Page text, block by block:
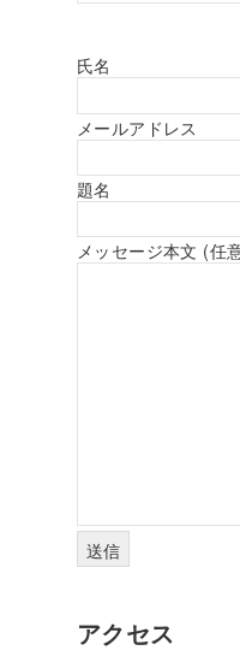
氏名
メールアドレス
題名
メッセージ本文 (任
アクセス